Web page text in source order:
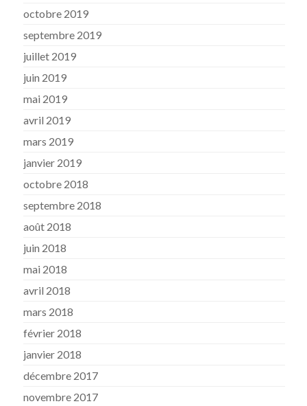
octobre 2019
septembre 2019
juillet 2019
juin 2019
mai 2019
avril 2019
mars 2019
janvier 2019
octobre 2018
septembre 2018
août 2018
juin 2018
mai 2018
avril 2018
mars 2018
février 2018
janvier 2018
décembre 2017
novembre 2017